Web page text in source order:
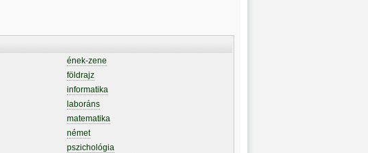
ének-zene
földrajz
informatika
laboráns
matematika
német
pszichológia